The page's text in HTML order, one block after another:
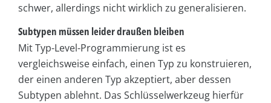
schwer, allerdings nicht wirklich zu generalisieren.
Subtypen müssen leider draußen bleiben
Mit Typ-Level-Programmierung ist es
vergleichsweise einfach, einen Typ zu konstruieren,
der einen anderen Typ akzeptiert, aber dessen
Subtypen ablehnt. Das Schlüsselwerkzeug hierfür